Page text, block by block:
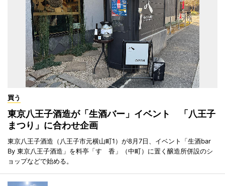
買う
東京八王子酒造が「生酒バー」イベント 「八王子
まつり」に合わせ企画
東京八王子酒造（八王子市元横山町1）が8月7日、イベント「生酒bar
By 東京八王子酒造」を料亭「すゞ香」（中町）に置く醸造所併設のシ
ョップなどで始める。